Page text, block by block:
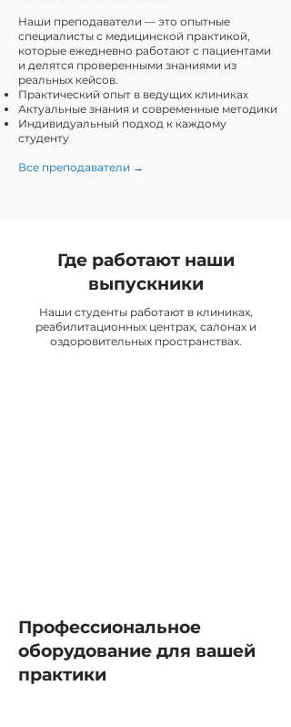
Наши преподаватели — это опытные
специалисты с медицинской практикой,
которые ежедневно работают с пациентами
и делятся проверенными знаниями из
реальных кейсов.
Практический опыт в ведущих клиниках
Актуальные знания и современные методики
Индивидуальный подход к каждому
студенту
Все преподаватели →
Где работают наши
выпускники
Наши студенты работают в клиниках,
реабилитационных центрах, салонах и
оздоровительных пространствах.
Профессиональное
оборудование для вашей
практики